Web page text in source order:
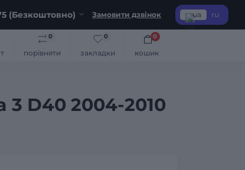
(Безкоштовно) Замовити дзвінок ua ru
порівняти
0
закладки
0
кошик
0
3 D40 2004-2010